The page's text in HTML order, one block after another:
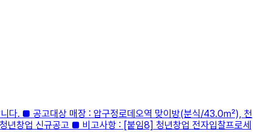
니다. ■ 공고대상 매장 : 압구정로데오역 맞이방(분식/43.0㎡), 천
창업 신규공고 ■ 비고사항 : [붙임8] 청년창업 전자입찰프로세